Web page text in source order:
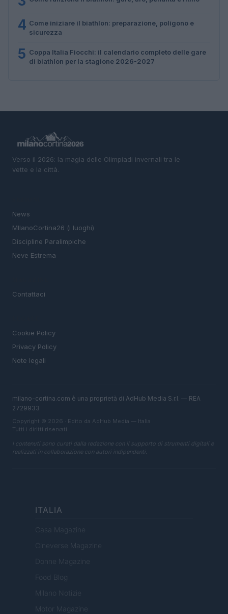
4 Come iniziare il biathlon: preparazione, poligono e
sicurezza
5 Coppa Italia Fiocchi: il calendario completo delle gare
di biathlon per la stagione 2026-2027
Verso il 2026: la magia delle Olimpiadi invernali tra le
vette e la città.
News
MIlanoCortina26 (i luoghi)
Discipline Paralimpiche
Neve Estrema
Contattaci
Cookie Policy
Privacy Policy
Note legali
milano-cortina.com è una proprietà di AdHub Media S.r.l. — REA
2729933
Copyright © 2026 · Edito da AdHub Media — Italia
Tutti i diritti riservati
I contenuti sono curati dalla redazione con il supporto di strumenti digitali e
realizzati in collaborazione con autori indipendenti.
ITALIA
Casa Magazine
Cineverse Magazine
Donne Magazine
Food Blog
Milano Notizie
Motor Magazine